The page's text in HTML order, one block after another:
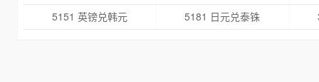
5151 英镑兑韩元
5181 日元兑泰铢